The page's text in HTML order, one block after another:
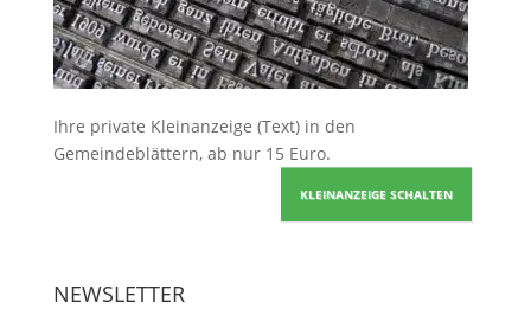
Ihre private Kleinanzeige (Text) in den
Gemeindeblättern, ab nur 15 Euro.
KLEINANZEIGE SCHALTEN
NEWSLETTER